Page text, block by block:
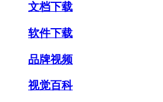
文档下载
软件下载
品牌视频
视觉百科